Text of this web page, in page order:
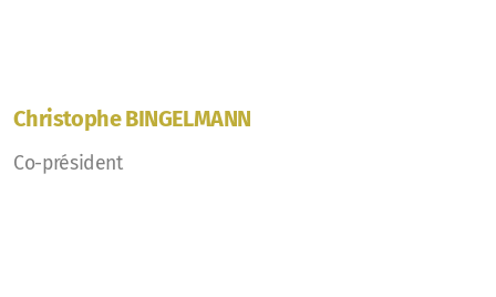
Christophe BINGELMANN
Co-président